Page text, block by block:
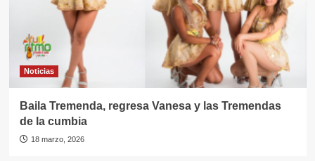
Noticias
Baila Tremenda, regresa Vanesa y las Tremendas
de la cumbia
18 marzo, 2026